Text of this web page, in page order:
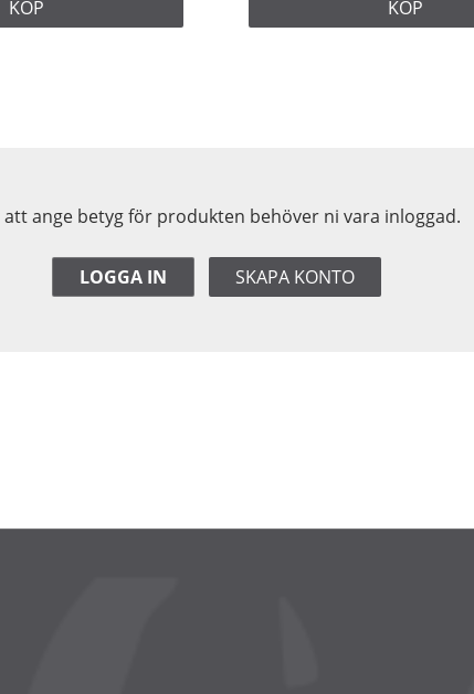
KÖP KÖP
att ange betyg för produkten behöver ni vara inloggad.
LOGGA IN SKAPA KONTO